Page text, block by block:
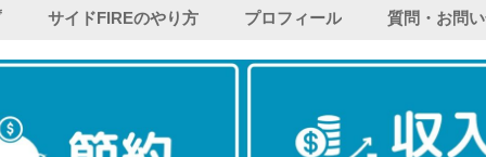
サイドFIREのやり方 プロフィール 質問・お問